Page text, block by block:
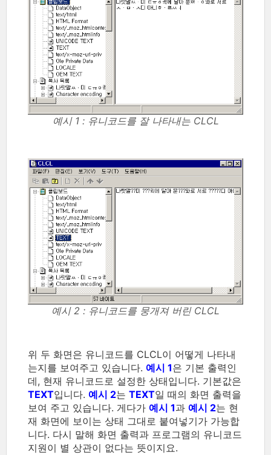
예시 1 : 유니코드를 잘 나타내는 CLCL
예시 2 : 유니코드를 뭉개져 버린 CLCL
위 두 화면은 유니코드를 CLCL이 어떻게 나타내
는지를 보여주고 있습니다. 예시 1은 기본 출력인
데, 현재 유니코드로 설정한 상태입니다. 기본값은
TEXT입니다. 예시 2는 TEXT일 때의 화면 출력을
보여 주고 있습니다. 게다가 예시 1과 예시 2는 현
재 화면에 보이는 상태 그대로 붙여넣기가 가능합
니다. 다시 말해 화면 출력과 프로그램의 유니코드
지원이 별 상관이 없다는 뜻이지요.